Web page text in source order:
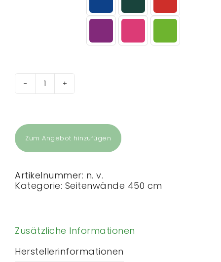
450
Menge
Zum Angebot hinzufügen
Artikelnummer: n. v.
Kategorie: Seitenwände 450 cm
Zusätzliche Informationen
Herstellerinformationen